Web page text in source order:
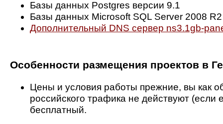
Базы данных Postgres версии 9.1
Базы данных Microsoft SQL Server 2008 R2
Дополнительный DNS сервер ns3.1gb-
Особенности размещения проектов в
Цены и условия работы прежние, вы как
российского трафика не действуют (если
бесплатный.